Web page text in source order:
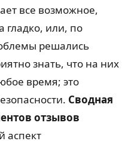
все возможное,
гладко, или, по
решались
знать, что на них
время; это
Сводная
отзывов
аспект